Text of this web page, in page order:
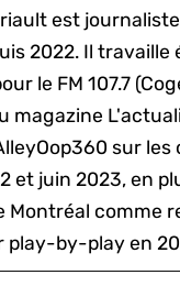
est
2022. Il travaille
le FM 107.7
magazine
sur les
et juin 2023, en
Montréal comme
play-by-play en